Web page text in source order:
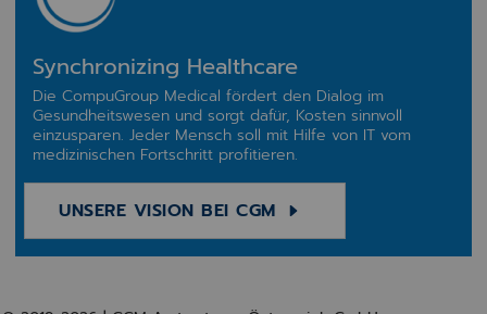
Synchronizing Healthcare
Die CompuGroup Medical fördert den Dialog im
Gesundheitswesen und sorgt dafür, Kosten sinnvoll
einzusparen. Jeder Mensch soll mit Hilfe von IT vom
medizinischen Fortschritt profitieren.
UNSERE VISION BEI CGM